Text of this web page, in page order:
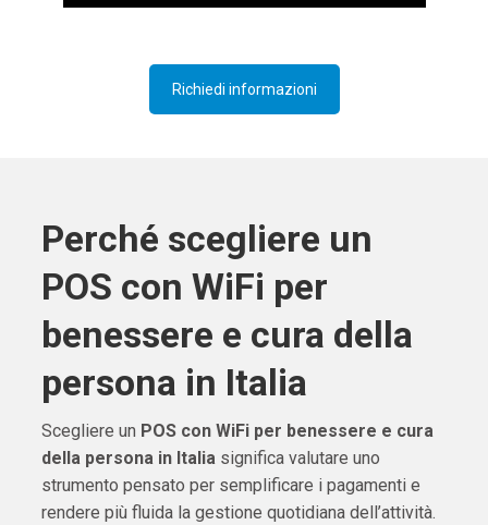
Richiedi informazioni
Perché scegliere un
POS con WiFi per
benessere e cura della
persona in Italia
Scegliere un POS con WiFi per benessere e cura
della persona in Italiasignifica valutare uno
strumento pensato per semplificare i pagamenti e
rendere più fluida la gestione quotidiana dell’attività.